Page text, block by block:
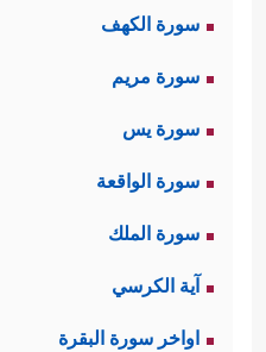
سورة الكهف
سورة مريم
سورة يس
سورة الواقعة
سورة الملك
آية الكرسي
اواخر سورة البقرة